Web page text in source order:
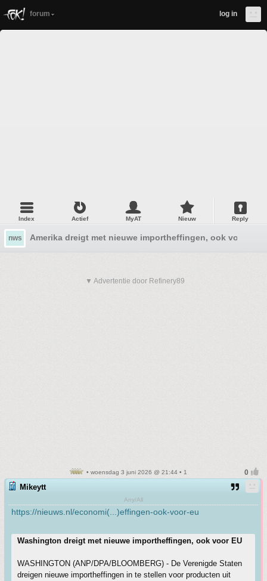
forum log in
Index Actief MyAT Nieuw Reply
nws Amerika dreigt met nieuwe importheffingen, ook voor
▼ Advertentie door Refinery89
• woensdag 3 juni 2026 @ 21:44 • 1
Mikeytt
Any/All
https://nieuws.nl/economi(...)effingen-ook-voor-eu
Washington dreigt met nieuwe importheffingen, ook voor EU
WASHINGTON (ANP/DPA/BLOOMBERG) - De Verenigde Staten
dreigen nieuwe importheffingen in te stellen voor producten uit